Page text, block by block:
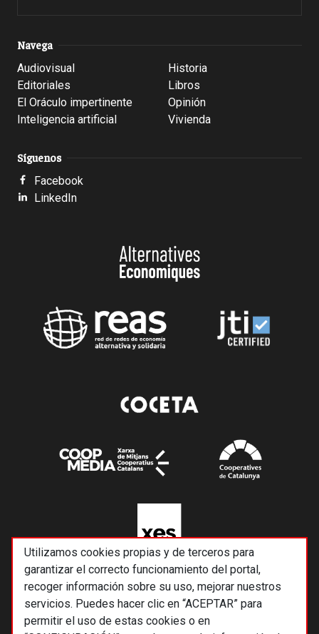
Utilizamos cookies propias y de terceros para
garantizar el correcto funcionamiento del portal,
recoger información sobre su uso, mejorar nuestros
servicios. Puedes hacer clic en “ACEPTAR” para
permitir el uso de estas cookies o en
Navega
Audiovisual
Editoriales
El Oráculo impertinente
Inteligencia artificial
Historia
Libros
Opinión
Vivienda
Síguenos
Facebook
LinkedIn